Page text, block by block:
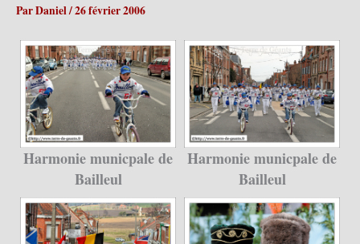
ParDaniel/26 février 2006
Harmonie municpale de
Bailleul
Harmonie municpale de
Bailleul